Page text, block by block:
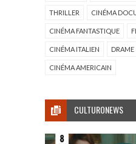
THRILLER CINÉMA
CINÉMA FANTASTIQUE
CINÉMA ITALIEN DRAME
CINÉMA AMERICAIN
CULTURONEWS